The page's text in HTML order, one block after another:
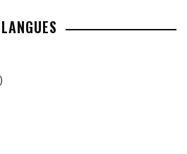
LANGUES